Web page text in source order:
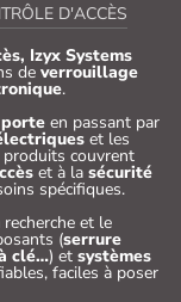
D'ACCÈS
Izyx Systems
de verrouillage
.
en passant par
et les
couvrent
et à la sécurité
spécifiques.
et le
(serrure
clé…) et systèmes
faciles à poser